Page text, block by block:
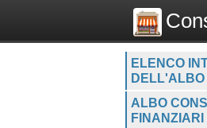
ELENCO
DELL'ALBO
ALBO